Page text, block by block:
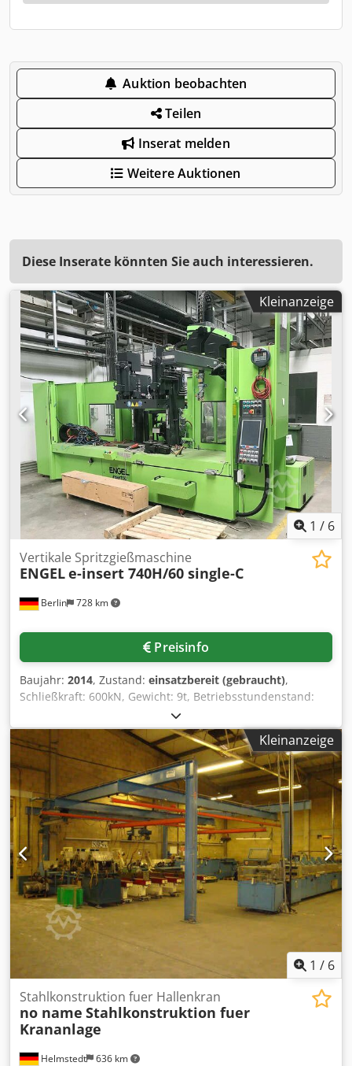
Auktion beobachten
Teilen
Inserat melden
Weitere Auktionen
Diese Inserate könnten Sie auch interessieren.
Kleinanzeige
1 / 6
Berlin 728 km
Vertikale Spritzgießmaschine
ENGELe-insert 740H/60 single-C
Preisinfo
Baujahr: 2014, Zustand: einsatzbereit (gebraucht),
Schließkraft: 600kN, Gewicht: 9t, Betriebsstundenstand:
3638h, mit Handlingroboter ENGEL viper 20. Dodpfx Aljh
Nypfe Sock
Kleinanzeige
1 / 6
Helmstedt 636 km
Stahlkonstruktion fuer Hallenkran
no name Stahlkonstruktion fuer
Krananlage